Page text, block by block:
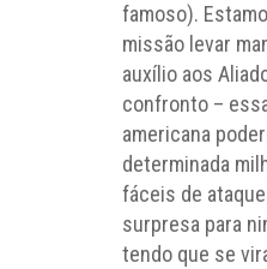
famoso).
missão levar
auxílio aos
confronto –
americana
determinada
fáceis de
surpresa para
tendo que se